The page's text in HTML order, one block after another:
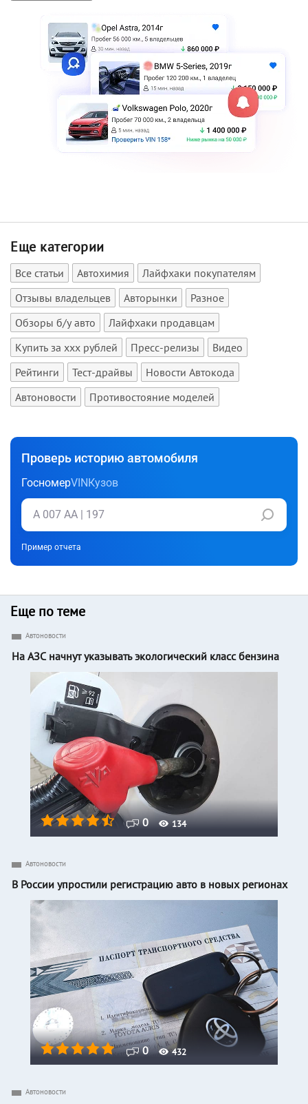
Еще категории
Все статьи Автохимия
Лайфхаки покупателям
Отзывы владельцев
Авторынки
Разное
Обзоры б/у авто
Лайфхаки продавцам
Купить за xxx рублей
Пресс-релизы
Видео
Рейтинги
Тест-драйвы
Новости Автокода
Автоновости
Противостояние моделей
Проверь историю автомобиля
ГосномерVINКузов
Пример отчета
Еще по теме
0 134
Автоновости
На АЗС начнут указывать экологический класс бензина
0 432
Автоновости
В России упростили регистрацию авто в новых регионах
Автоновости